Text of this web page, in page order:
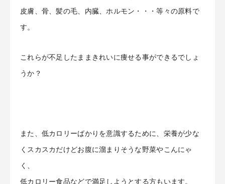
皮膚、骨、髪の毛、内臓、ホルモン・・・等々の原料で
す。
これらが不足したままきれいに痩せる事ができるでしょ
うか？
また、低カロリーばかりを意識するために、栄養が少な
くスカスカだけどお腹に溜まりそうな野菜やこんにゃ
く、
低カロリー食品などで満足しようとする方もいます。